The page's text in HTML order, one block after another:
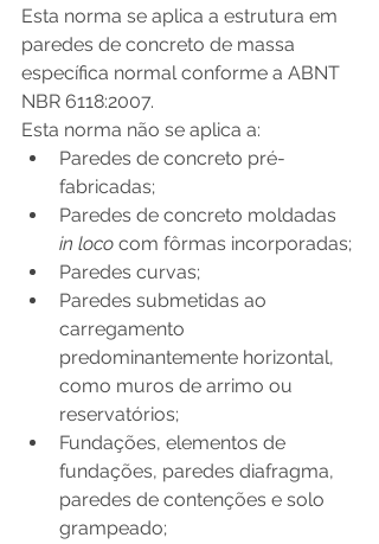
Esta norma se aplica a estrutura em
paredes de concreto de massa
específica normal conforme a ABNT
NBR 6118:2007.
Esta norma não se aplica a:
Paredes de concreto pré-
fabricadas;
Paredes de concreto moldadas
in loco com fôrmas incorporadas;
Paredes curvas;
Paredes submetidas ao
carregamento
predominantemente horizontal,
como muros de arrimo ou
reservatórios;
Fundações, elementos de
fundações, paredes diafragma,
paredes de contenções e solo
grampeado;